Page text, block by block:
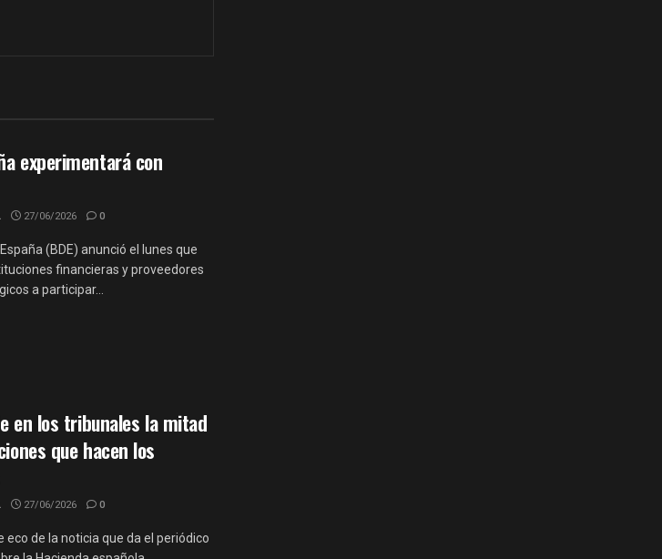
experimentará con
27/06/2026 0
(BDE) anunció el lunes que
financieras y proveedores
a participar…
en los tribunales la mitad
que hacen los
27/06/2026 0
eco de la noticia que da el periódico